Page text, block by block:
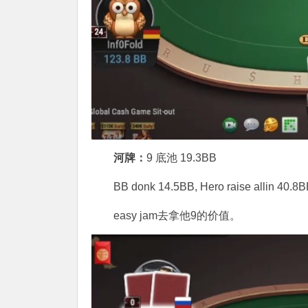
河牌： 9 底池 19.3BB
BB donk 14.5BB, Hero raise allin
easy jam去拿他9的价值。